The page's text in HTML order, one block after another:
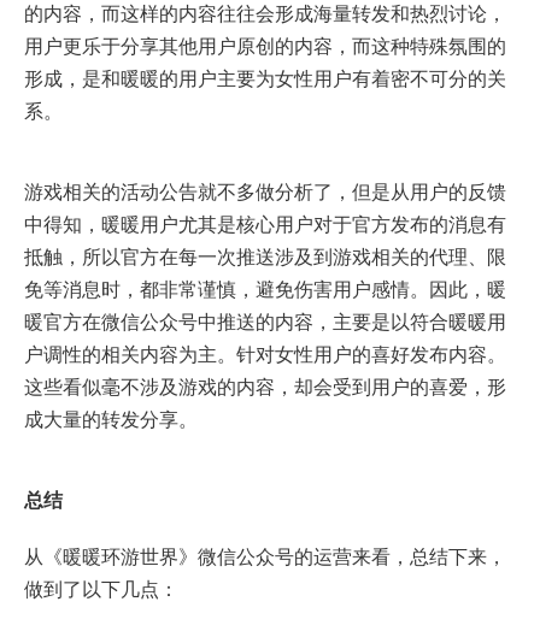
的内容，而这样的内容往往会形成海量转发和热烈讨论，
用户更乐于分享其他用户原创的内容，而这种特殊氛围的
形成，是和暖暖的用户主要为女性用户有着密不可分的关
系。
游戏相关的活动公告就不多做分析了，但是从用户的反馈
中得知，暖暖用户尤其是核心用户对于官方发布的消息有
抵触，所以官方在每一次推送涉及到游戏相关的代理、限
免等消息时，都非常谨慎，避免伤害用户感情。因此，暖
暖官方在微信公众号中推送的内容，主要是以符合暖暖用
户调性的相关内容为主。针对女性用户的喜好发布内容。
这些看似毫不涉及游戏的内容，却会受到用户的喜爱，形
成大量的转发分享。
总结
从《暖暖环游世界》微信公众号的运营来看，总结下来，
做到了以下几点：